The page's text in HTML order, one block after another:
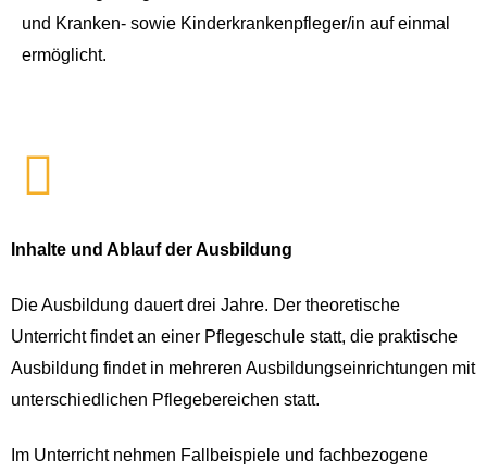
und Kranken- sowie Kinderkrankenpfleger/in auf einmal
ermöglicht.
Inhalte und Ablauf der Ausbildung
Die Ausbildung dauert drei Jahre. Der theoretische
Unterricht findet an einer Pflegeschule statt, die praktische
Ausbildung findet in mehreren Ausbildungseinrichtungen mit
unterschiedlichen Pflegebereichen statt.
Im Unterricht nehmen Fallbeispiele und fachbezogene